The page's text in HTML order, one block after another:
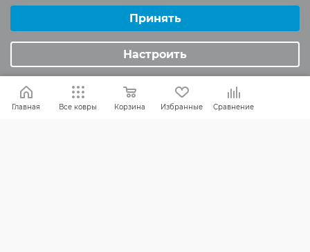
Помогите другим пользователям с
выбором - будьте первым, кто поделится
своим мнением об этом товаре
Главная Все ковры Корзина Избранные Сравнение
Аналитические/Функциональные
Принять
Настроить